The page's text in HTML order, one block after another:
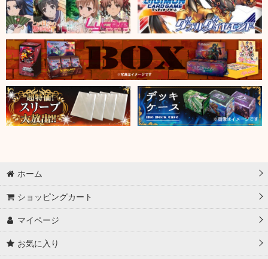
ホーム
ショッピングカート
マイページ
お気に入り